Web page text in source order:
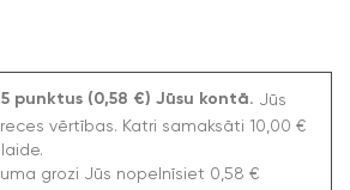
punktus (0,58 €) Jūsu kontā. Jūs
vērtības. Katri samaksāti 10,00 €
grozi Jūs nopelnīsiet 0,58 €